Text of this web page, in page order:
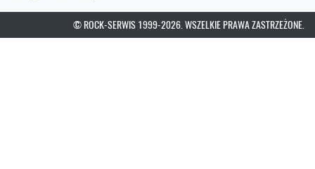
© ROCK-SERWIS 1999-2026. WSZELKIE PRAWA ZASTRZEŻONE.